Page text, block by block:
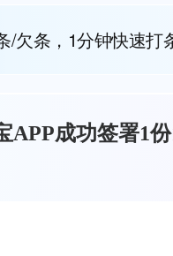
/欠条，1分钟快速打
APP成功签署1